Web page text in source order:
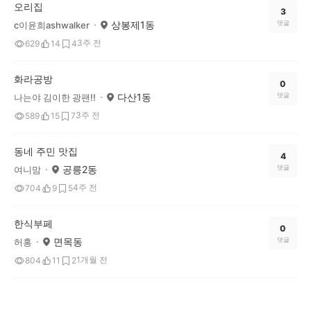
오리집
c이윤희ashwalker 상봉제1동
629 14 43주 전
3
댓글
화라공방
나는야 김이한 광팬!! 다산1동
589 15 73주 전
0
댓글
동네 주민 맛집
여니맘 공릉2동
704 9 54주 전
4
댓글
한식부페
허홍 면목동
804 11 21개월 전
0
댓글